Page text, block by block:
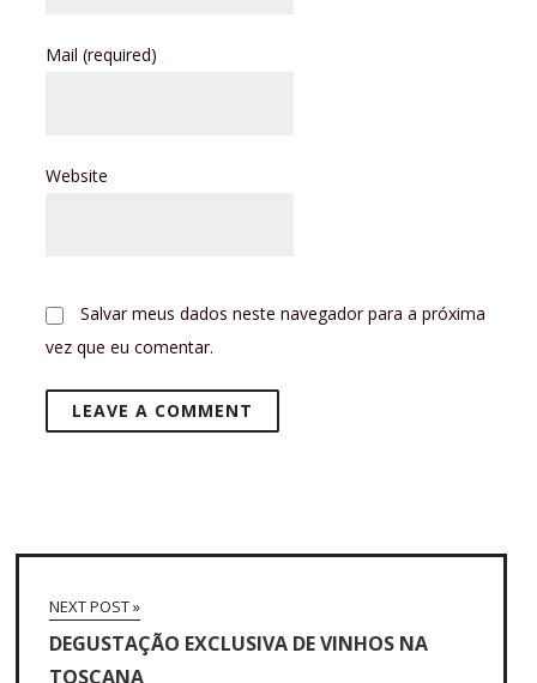
Mail(required)
Website
Salvar meus dados neste navegador para a próxima
vez que eu comentar.
NEXT POST »
DEGUSTAÇÃO EXCLUSIVA DE VINHOS NA
TOSCANA